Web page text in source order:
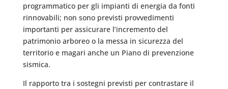
programmatico per gli impianti di energia da fonti
rinnovabili; non sono previsti provvedimenti
importanti per assicurare l’incremento del
patrimonio arboreo o la messa in sicurezza del
territorio e magari anche un Piano di prevenzione
sismica.
Il rapporto tra i sostegni previsti per contrastare il